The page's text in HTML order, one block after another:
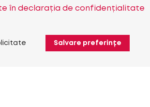
în declarația de confidențialitate
Salvare preferințe